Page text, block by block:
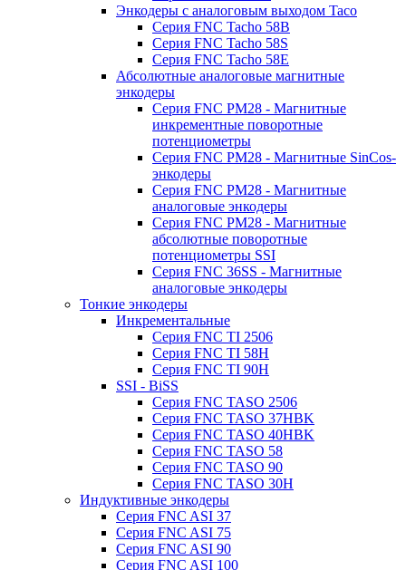
Энкодеры с аналоговым выходом Taco
Серия FNC Tacho 58B
Серия FNC Tacho 58S
Серия FNC Tacho 58E
Абсолютные аналоговые магнитные
энкодеры
Серия FNC PM28 - Магнитные
инкрементные поворотные
потенциометры
Серия FNC PM28 - Магнитные SinCos-
энкодеры
Серия FNC PM28 - Магнитные
аналоговые энкодеры
Серия FNC PM28 - Магнитные
абсолютные поворотные
потенциометры SSI
Серия FNC 36SS - Магнитные
аналоговые энкодеры
Тонкие энкодеры
Инкрементальные
Серия FNC TI 2506
Серия FNC TI 58H
Серия FNC TI 90H
SSI - BiSS
Серия FNC TASO 2506
Серия FNC TASO 37HBK
Серия FNC TASO 40HBK
Серия FNC TASO 58
Серия FNC TASO 90
Серия FNC TASO 30H
Индуктивные энкодеры
Серия FNC ASI 37
Серия FNC ASI 75
Серия FNC ASI 90
Серия FNC ASI 100